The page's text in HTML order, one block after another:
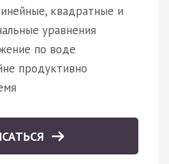
квадратные и
уравнения
по воде
продуктивно